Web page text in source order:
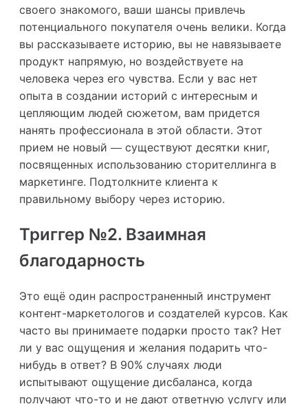
своего знакомого, ваши шансы привлечь
потенциального покупателя очень велики. Когда
вы рассказываете историю, вы не навязываете
продукт напрямую, но воздействуете на
человека через его чувства. Если у вас нет
опыта в создании историй с интересным и
цепляющим людей сюжетом, вам придется
нанять профессионала в этой области. Этот
прием не новый — существуют десятки книг,
посвященных использованию сторителлинга в
маркетинге. Подтолкните клиента к
правильному выбору через историю.
Триггер №2. Взаимная
благодарность
Это ещё один распространенный инструмент
контент-маркетологов и создателей курсов. Как
часто вы принимаете подарки просто так? Нет
ли у вас ощущения и желания подарить что-
нибудь в ответ? В 90% случаях люди
испытывают ощущение дисбаланса, когда
получают что-то и не дают ответную услугу или